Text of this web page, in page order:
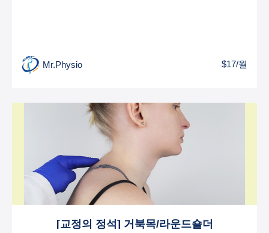
Mr.Physio $17/월
[교정의 정석] 거북목/라운드숄더